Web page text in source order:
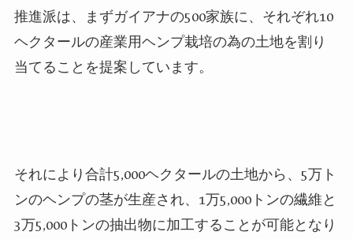
推進派は、まずガイアナの500家族に、それぞれ10
ヘクタールの産業用ヘンプ栽培の為の土地を割り
当てることを提案しています。
それにより合計5,000ヘクタールの土地から、5万ト
ンのヘンプの茎が生産され、1万5,000トンの繊維と
3万5,000トンの抽出物に加工することが可能となり